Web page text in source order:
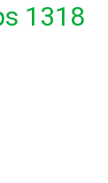
1318